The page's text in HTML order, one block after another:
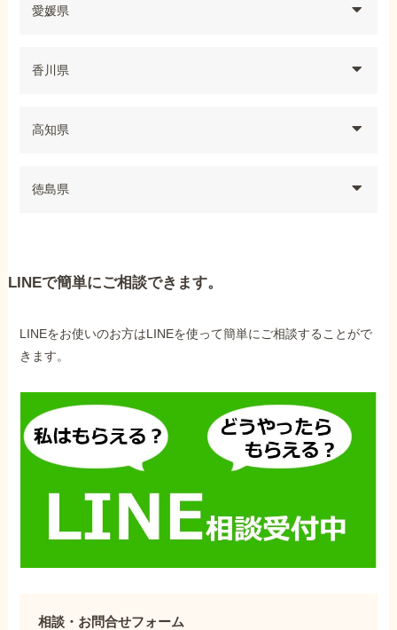
愛媛県
香川県
高知県
徳島県
LINEで簡単にご相談できます。
LINEをお使いのお方はLINEを使って簡単にご相談することがで
きます。
相談・お問合せフォーム